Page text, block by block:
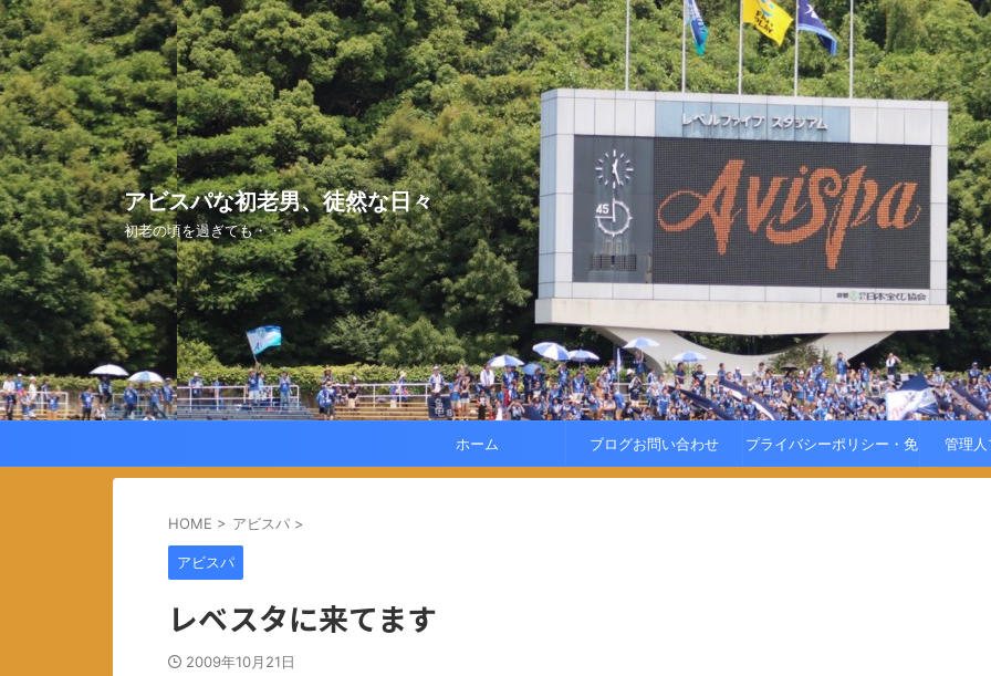
アビスパな初老男、徒然な日々
初老の頃を過ぎても・・・
ホーム ブログお問い合わせ プライバシーポリシー・免 管理
HOME > アビスパ >
アビスパ
レベスタに来てます
2009年10月21日